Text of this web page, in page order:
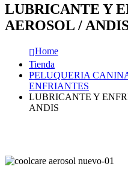
LUBRICANTE Y
AEROSOL /
Home
Tienda
PELUQUERIA
ENFRIANTES
LUBRICANTE Y
ANDIS